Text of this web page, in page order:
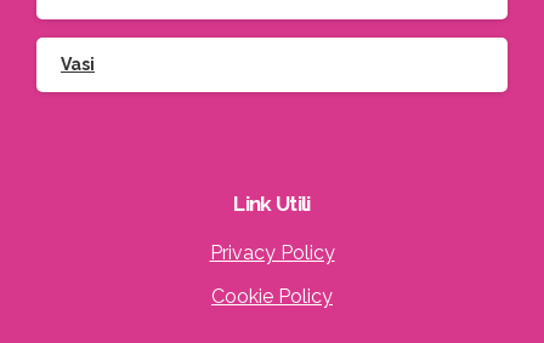
Vasi
Link Utili
Privacy Policy
Cookie Policy